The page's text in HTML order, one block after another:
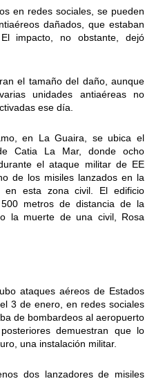
en redes sociales, se pueden
dañados, que estaban
impacto, no obstante, dejó
el tamaño del daño, aunque
unidades antiaéreas no
ese día.
en La Guaira, se ubica el
Catia La Mar, donde ocho
el ataque militar de EE
de los misiles lanzados en la
en esta zona civil. El edificio
metros de distancia de la
la muerte de una civil, Rosa
ataques aéreos de Estados
3 de enero, en redes sociales
de bombardeos al aeropuerto
demuestran que lo
una instalación militar.
dos lanzadores de misiles